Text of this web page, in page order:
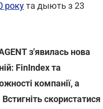
рокута дыють з 23
з'явилась нова
FinIndex та
компанії, а
скористатися